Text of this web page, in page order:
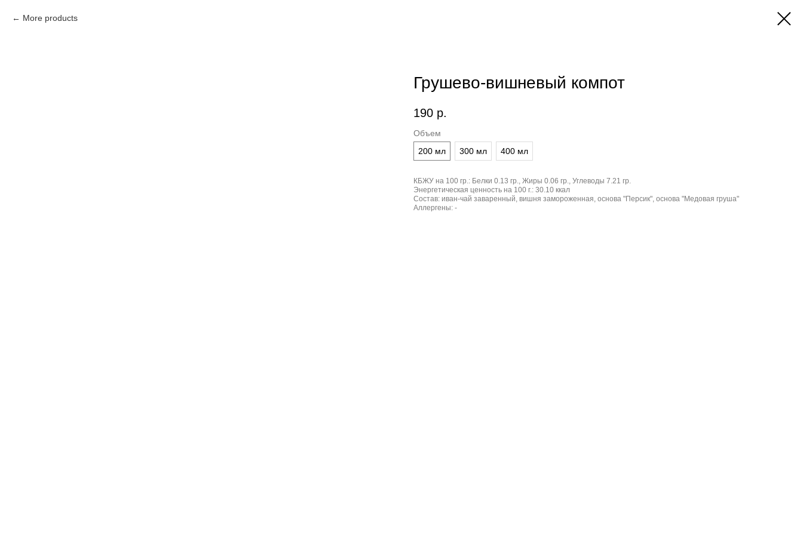
More products
Грушево-вишневый компот
190 р.
Объем
200 мл
300 мл 400 мл
КБЖУ на 100 гр.: Белки 0.13 гр., Жиры 0.06 гр., Углеводы 7.21 гр.
Энергетическая ценность на 100 г.: 30.10 ккал
Состав: иван-чай заваренный, вишня замороженная, основа "Персик", основа "Медовая груша"
Аллергены: -